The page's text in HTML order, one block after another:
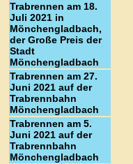
Trabrennen am 18.
Juli 2021 in
Mönchengladbach,
der Große Preis der
Stadt
Mönchengladbach
Trabrennen am 27.
Juni 2021 auf der
Trabrennbahn
Mönchengladbach
Trabrennen am 5.
Juni 2021 auf der
Trabrennbahn
Mönchengladbach